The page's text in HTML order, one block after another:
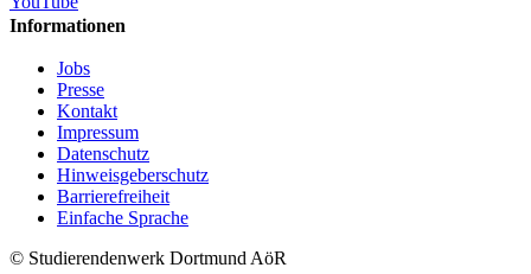
Informationen
Jobs
Presse
Kontakt
Impressum
Datenschutz
Hinweisgeberschutz
Barrierefreiheit
Einfache Sprache
© Studierendenwerk Dortmund AöR